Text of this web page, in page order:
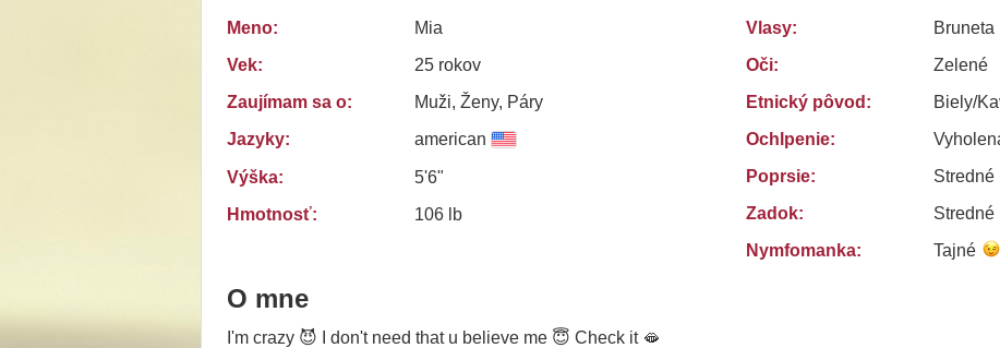
Meno:
Mia
Vek:
25 rokov
Zaujímam sa o:
Muži, Ženy, Páry
Jazyky:
american
Výška:
5'6"
Hmotnosť:
106 lb
Vlasy:
Bruneta
Oči:
Zelené
Etnický pôvod:
Biely/
Ochlpenie:
Poprsie:
Stredné
Zadok:
Stredné
Nymfomanka:
Tajné
O mne
I'm crazy 😈 I don't need that u believe me 😇 Check it 🫦